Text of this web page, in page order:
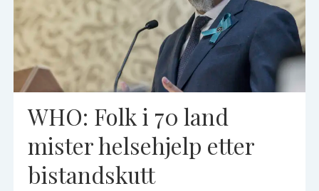
WHO: Folk i 70 land
mister helsehjelp etter
bistandskutt